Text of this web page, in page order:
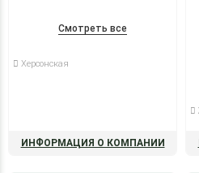
Смотреть все
Херсонская
ИНФОРМАЦИЯ О КОМПАНИИ